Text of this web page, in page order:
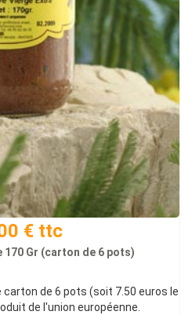
€ ttc
170 Gr (carton de 6 pots)
carton de 6 pots (soit 7.50 euros le
de l'union européenne.